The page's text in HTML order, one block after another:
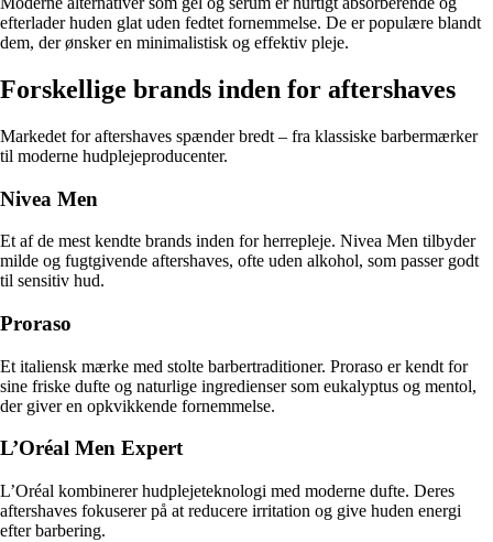
efterlader huden glat uden fedtet fornemmelse. De er populære blandt
dem, der ønsker en minimalistisk og effektiv pleje.
Forskellige brands inden for aftershaves
Markedet for aftershaves spænder bredt – fra klassiske barbermærker
til moderne hudplejeproducenter.
Nivea Men
Et af de mest kendte brands inden for herrepleje. Nivea Men tilbyder
milde og fugtgivende aftershaves, ofte uden alkohol, som passer godt
til sensitiv hud.
Proraso
Et italiensk mærke med stolte barbertraditioner. Proraso er kendt for
sine friske dufte og naturlige ingredienser som eukalyptus og mentol,
der giver en opkvikkende fornemmelse.
L’Oréal Men Expert
L’Oréal kombinerer hudplejeteknologi med moderne dufte. Deres
aftershaves fokuserer på at reducere irritation og give huden energi
efter barbering.